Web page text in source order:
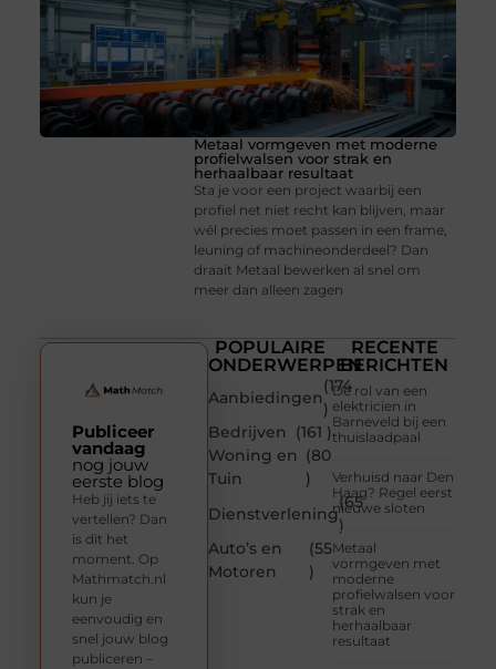
Metaal vormgeven met moderne
profielwalsen voor strak en
herhaalbaar resultaat
Sta je voor een project waarbij een
profiel net niet recht kan blijven, maar
wél precies moet passen in een frame,
leuning of machineonderdeel? Dan
draait Metaal bewerken al snel om
meer dan alleen zagen
POPULAIRE
ONDERWERPEN
Aanbiedingen
(174
)
Bedrijven
(161 )
Woning en
Tuin
(80
)
Dienstverlening
(65
)
Auto’s en
Motoren
(55
)
RECENTE
BERICHTEN
De rol van een
elektricien in
Barneveld bij een
thuislaadpaal
Verhuisd naar Den
Haag? Regel eerst
nieuwe sloten
Metaal
vormgeven met
moderne
profielwalsen voor
strak en
herhaalbaar
resultaat
Publiceer
vandaag
nog jouw
eerste blog
Heb jij iets te
vertellen? Dan
is dit het
moment. Op
Mathmatch.nl
kun je
eenvoudig en
snel jouw blog
publiceren –